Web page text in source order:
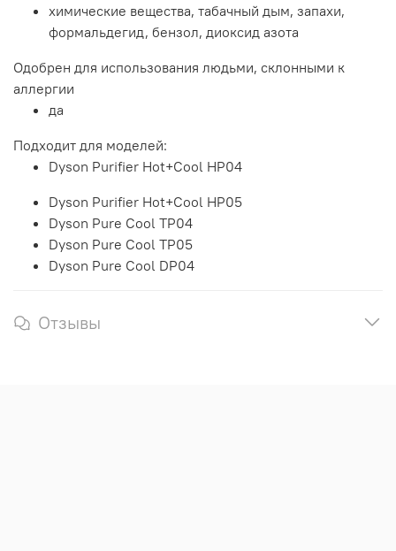
химические вещества, табачный дым, запахи,
формальдегид, бензол, диоксид азота
Одобрен для использования людьми, склонными к
аллергии
да
Подходит для моделей:
Dyson Purifier Hot+Cool HP04
Dyson Purifier Hot+Cool HP05
Dyson Pure Cool TP04
Dyson Pure Cool TP05
Dyson Pure Cool DP04
Отзывы